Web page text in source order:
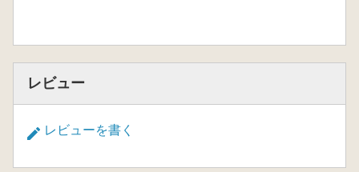
レビュー
レビューを書く